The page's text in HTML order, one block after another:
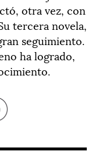
otra vez, con
tercera novela,
seguimiento.
ha logrado,